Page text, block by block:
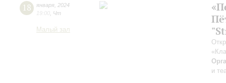
18 января 2024
19:00 Чт
Малый зал
и